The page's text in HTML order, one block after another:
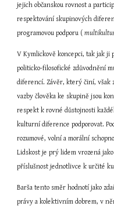
jejich občanskou rovnost a
respektování skupinových
programovou podporu (
V Kymlickově koncepci, tak jak ji
politicko-filosofické zdůvodnění
diferencí. Závěr, který činí, však
vazby člověka ke skupině jsou
respekt k rovné důstojnosti
kulturní diference podporovat.
rozumové, volní a morální
Lidskost je prý lidem vrozená
příslušnost jednotlivce k určité
Barša tento směr hodnotí jako
právy a kolektivním dobrem, v